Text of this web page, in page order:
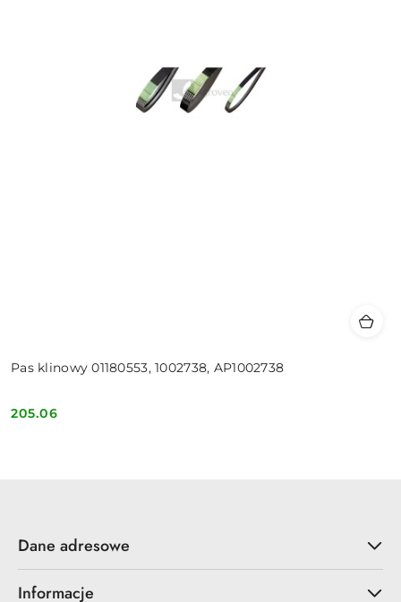
Pas klinowy 01180553, 1002738, AP1002738
Cena:
205.06
Dane adresowe
Informacje